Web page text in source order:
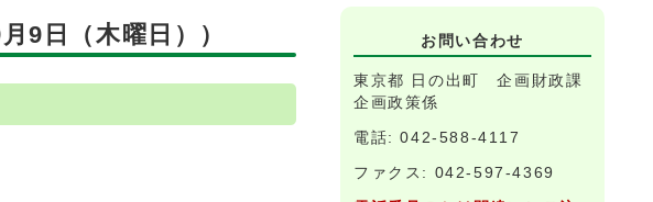
9日（木曜日）） お問い合わせ
東京都 日の出町 企画財政課
企画政策係
電話: 042-588-4117
ファクス: 042-597-4369